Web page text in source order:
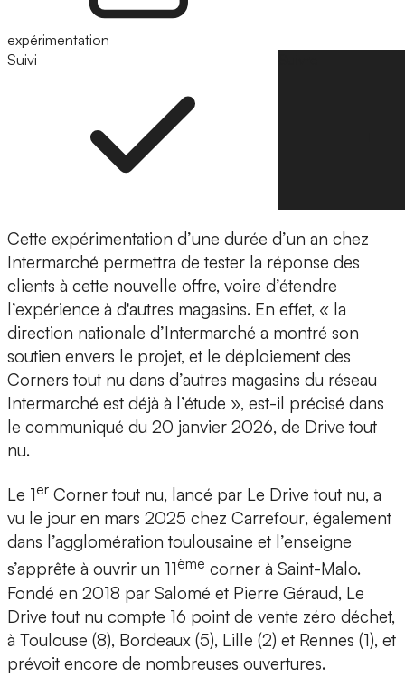
expérimentation
Suivi
Cette expérimentation d’une durée d’un an chez
Intermarché permettra de tester la réponse des
clients à cette nouvelle offre, voire d’étendre
l’expérience à d'autres magasins. En effet, « la
direction nationale d’Intermarché a montré son
soutien envers le projet, et le déploiement des
Corners tout nu dans d’autres magasins du réseau
Intermarché est déjà à l’étude », est-il précisé dans
le communiqué du 20 janvier 2026, de Drive tout
nu.
Le 1er Corner tout nu, lancé par Le Drive tout nu, a
vu le jour en mars 2025 chez Carrefour, également
dans l’agglomération toulousaine et l’enseigne
s’apprête à ouvrir un 11ème corner à Saint-Malo.
Fondé en 2018 par Salomé et Pierre Géraud, Le
Drive tout nu compte 16 point de vente zéro déchet,
à Toulouse (8), Bordeaux (5), Lille (2) et Rennes (1), et
prévoit encore de nombreuses ouvertures.